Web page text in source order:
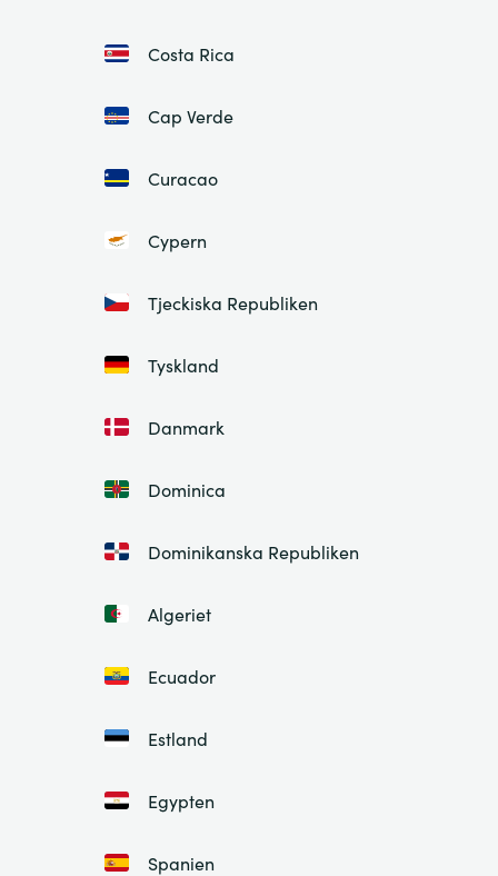
Costa Rica
Cap Verde
Curacao
Cypern
Tjeckiska Republiken
Tyskland
Danmark
Dominica
Dominikanska Republiken
Algeriet
Ecuador
Estland
Egypten
Spanien